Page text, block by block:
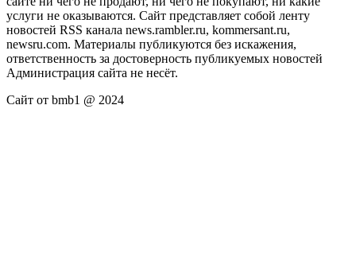
услуги не оказываются. Сайт представляет собой ленту
новостей RSS канала news.rambler.ru, kommersant.ru,
newsru.com. Материалы публикуются без искажения,
ответственность за достоверность публикуемых новостей
Администрация сайта не несёт.
Сайт от bmb1 @ 2024